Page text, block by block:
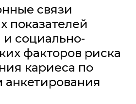
связи
показателей
и социально-
факторов риска
кариеса по
анкетирования